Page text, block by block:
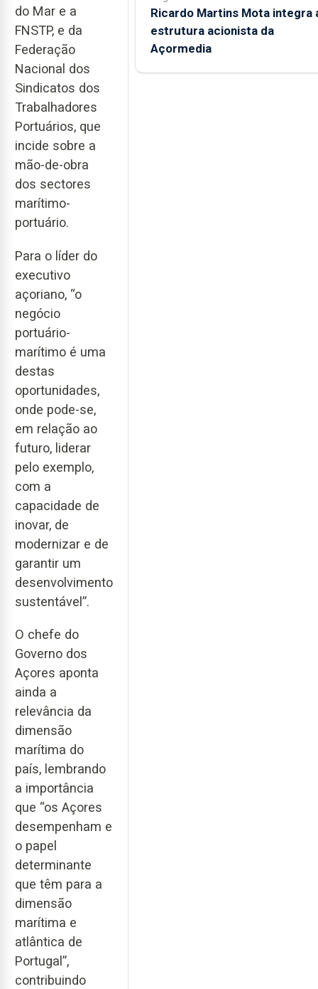
do Mar e a
FNSTP, e da
Federação
Nacional dos
Sindicatos dos
Trabalhadores
Portuários, que
incide sobre a
mão-de-obra
dos sectores
marítimo-
portuário.
Para o líder do
executivo
açoriano, “o
negócio
portuário-
marítimo é uma
destas
oportunidades,
onde pode-se,
em relação ao
futuro, liderar
pelo exemplo,
com a
capacidade de
inovar, de
modernizar e de
garantir um
desenvolvimento
sustentável”.
O chefe do
Governo dos
Açores aponta
ainda a
relevância da
dimensão
marítima do
país, lembrando
a importância
que “os Açores
desempenham e
o papel
determinante
que têm para a
dimensão
marítima e
atlântica de
Portugal”,
contribuindo
Ricardo Martins Mota integra
estrutura acionista da
Açormedia